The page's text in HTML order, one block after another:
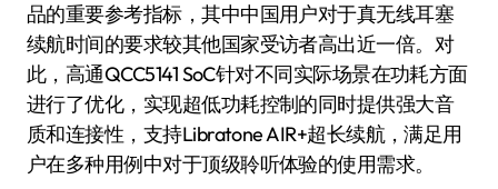
品的重要参考指标，其中中国用户对于真无线耳塞
续航时间的要求较其他国家受访者高出近一倍。对
此，高通QCC5141 SoC针对不同实际场景在功耗方面
进行了优化，实现超低功耗控制的同时提供强大音
质和连接性，支持Libratone AIR+超长续航，满足用
户在多种用例中对于顶级聆听体验的使用需求。